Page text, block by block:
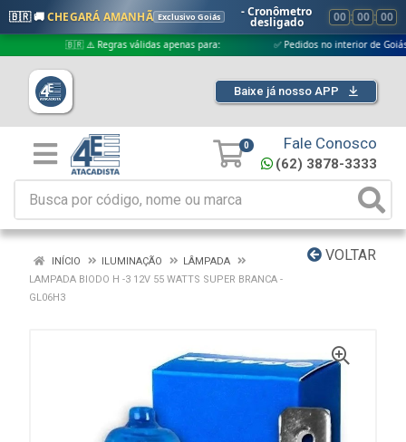
🇧🇷 🚚CHEGARÁ AMANHÃ Exclusivo Goiás - Cronômetro
desligado 00 : 00 : 00
🇧🇷 ⚠️ Regras válidas apenas para: ✅ Pedidos no interior de Goiás
Baixe já nosso APP
0 Fale Conosco
(62) 3878-3333
VOLTAR
INÍCIO ILUMINAÇÃO
LÂMPADA
LAMPADA BIODO H -3 12V 55 WATTS SUPER BRANCA -
GL06H3